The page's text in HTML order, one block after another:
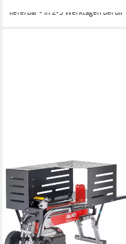
lieferbar - in 2-3 Werktagen bei dir
AL-KO
Elektroholzspalter LSH 370/4,
Spaltgutlänge bis 37 cm,
Spaltgutdurchmesser bis 25
cm
(2)